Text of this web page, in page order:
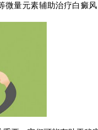
元素辅助治疗白癜